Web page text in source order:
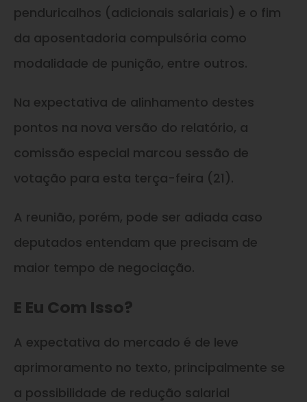
penduricalhos (adicionais salariais) e o fim
da aposentadoria compulsória como
modalidade de punição, entre outros.
Na expectativa de alinhamento destes
pontos na nova versão do relatório, a
comissão especial marcou sessão de
votação para esta terça-feira (21).
A reunião, porém, pode ser adiada caso
deputados entendam que precisam de
maior tempo de negociação.
E Eu Com Isso?
A expectativa do mercado é de leve
aprimoramento no texto, principalmente se
a possibilidade de redução salarial